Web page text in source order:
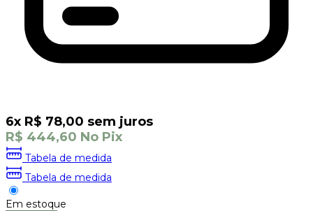
6x R$ 78,00 sem juros
R$ 444,60 No Pix
Tabela de medida
Tabela de medida
Em estoque